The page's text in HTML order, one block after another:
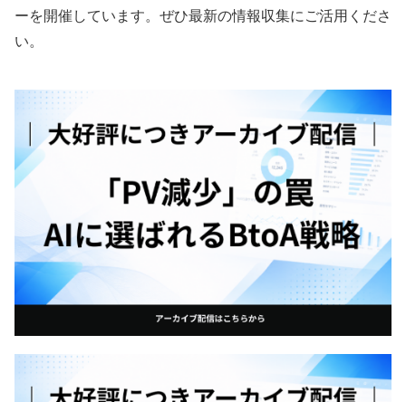
ーを開催しています。ぜひ最新の情報収集にご活用くださ
い。